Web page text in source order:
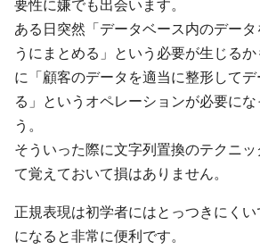
要性に嫌でも出会います。
ある日突然「データベース内のデー
うにまとめる」という必要が生じる
に「顧客のデータを適当に整形して
る」というオペレーションが必要に
う。
そういった際に文字列置換のテクニ
て覚えておいて損はありません。
正規表現は初学者にはとっつきにく
になると非常に便利です。